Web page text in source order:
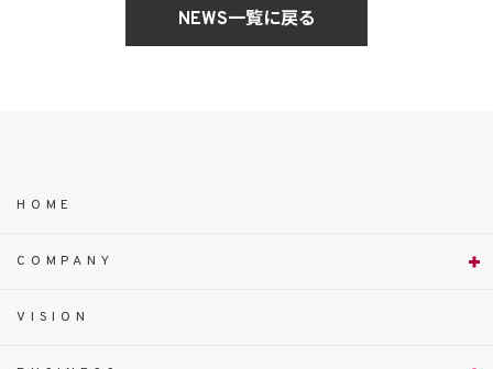
NEWS一覧に戻る
HOME
COMPANY
VISION